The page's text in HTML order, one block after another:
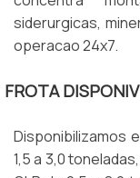
siderurgicas,
operacao 24x7.
FROTA
Disponibilizamos
1,5 a 3,0